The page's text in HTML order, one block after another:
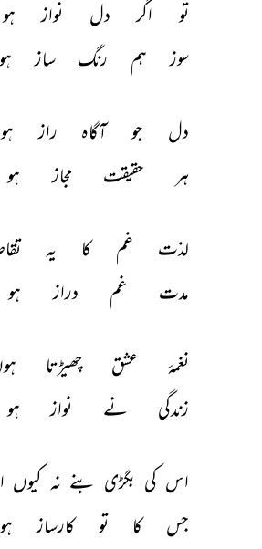
تو اگر دل نواز ہو
سوز
ہم رنگ ساز ہو
دل جو آگاہ راز ہو
ہر
حقیقت مجاز ہو
لذت غم کا یہ
مدت
غم دراز ہو
نغمۂ عشق چھیڑتا
زندگی
نے نواز ہو
اس کی بگڑی بنے نہ کیوں
جس
کا تو کارساز ہو